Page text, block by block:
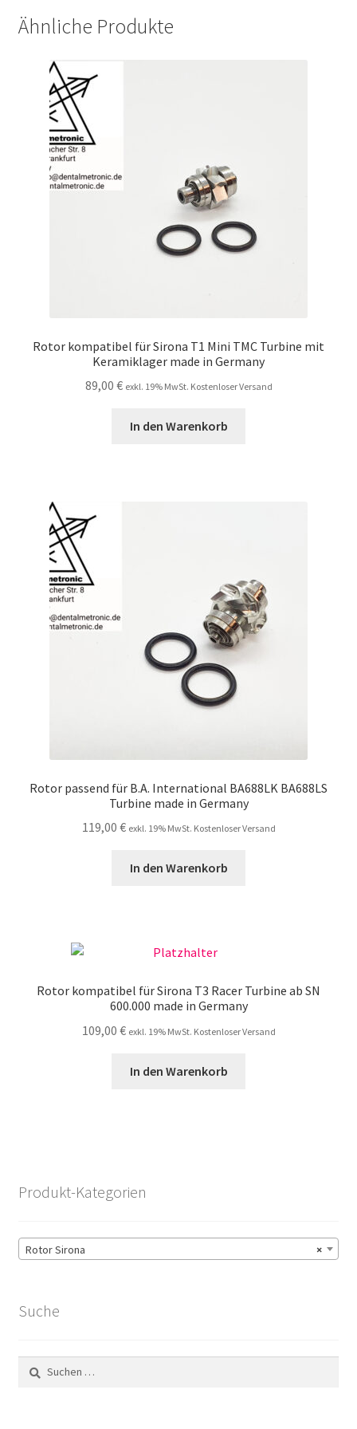
Ähnliche Produkte
Rotor kompatibel für Sirona T1 Mini TMC Turbine mit
Keramiklager made in Germany
89,00 € exkl. 19% MwSt. Kostenloser Versand
In den Warenkorb
Rotor passend für B.A. International BA688LK BA688LS
Turbine made in Germany
119,00 € exkl. 19% MwSt. Kostenloser Versand
In den Warenkorb
Rotor kompatibel für Sirona T3 Racer Turbine ab SN
600.000 made in Germany
109,00 € exkl. 19% MwSt. Kostenloser Versand
In den Warenkorb
Produkt-Kategorien
×
Rotor Sirona
Suche
Suchen
nach: